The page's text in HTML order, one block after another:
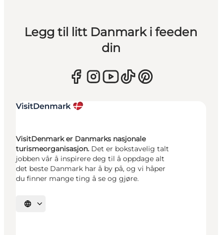
Legg til litt Danmark i feeden
din
VisitDenmark er Danmarks nasjonale
turismeorganisasjon. Det er bokstavelig talt
jobben vår å inspirere deg til å oppdage alt
det beste Danmark har å by på, og vi håper
du finner mange ting å se og gjøre.
Velg språk